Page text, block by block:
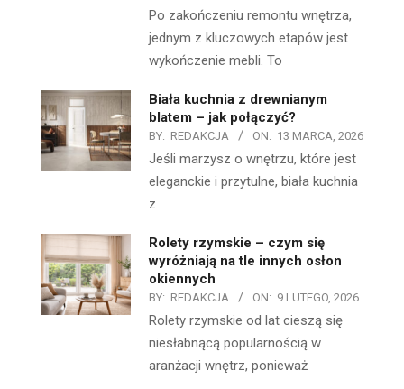
Po zakończeniu remontu wnętrza,
jednym z kluczowych etapów jest
wykończenie mebli. To
Biała kuchnia z drewnianym
blatem – jak połączyć?
BY: REDAKCJA ON: 13 MARCA, 2026
Jeśli marzysz o wnętrzu, które jest
eleganckie i przytulne, biała kuchnia
z
Rolety rzymskie – czym się
wyróżniają na tle innych osłon
okiennych
BY: REDAKCJA ON: 9 LUTEGO, 2026
Rolety rzymskie od lat cieszą się
niesłabnącą popularnością w
aranżacji wnętrz, ponieważ